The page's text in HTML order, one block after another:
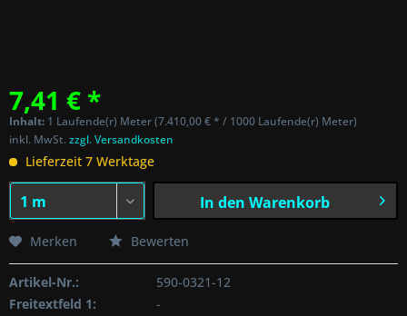
7,41 € *
Inhalt: 1 Laufende(r) Meter (7.410,00 € * / 1000 Laufende(r) Meter)
inkl. MwSt.zzgl. Versandkosten
Lieferzeit 7 Werktage
In den Warenkorb
Merken Bewerten
Artikel-Nr.:
590-0321-12
Freitextfeld 1:
-